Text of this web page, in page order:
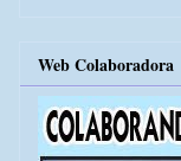
Web Colaboradora